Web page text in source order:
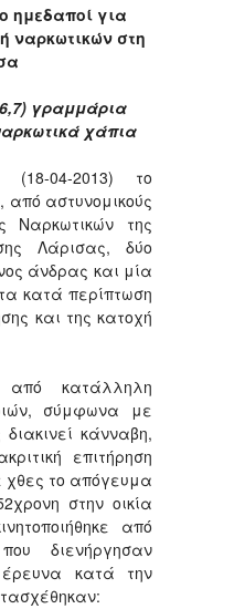
ημεδαποί για
ναρκωτικών στη
γραμμάρια
χάπια
(18-04-2013) το
αστυνομικούς
Ναρκωτικών της
Λάρισας, δύο
άνδρας και μία
κατά περίπτωση
και της κατοχή
από κατάλληλη
σύμφωνα με
κάνναβη,
επιτήρηση
χθες το απόγευμα
στην οικία
από
διενήργησαν
έρευνα κατά την